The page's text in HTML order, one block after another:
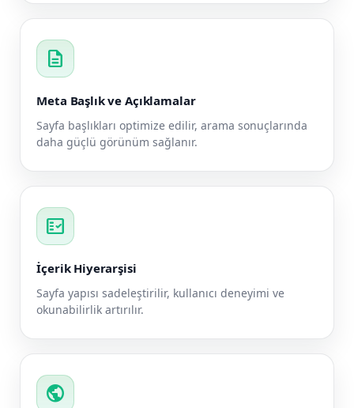
description
Meta Başlık ve Açıklamalar
Sayfa başlıkları optimize edilir, arama sonuçlarında
daha güçlü görünüm sağlanır.
fact_check
İçerik Hiyerarşisi
Sayfa yapısı sadeleştirilir, kullanıcı deneyimi ve
okunabilirlik artırılır.
public